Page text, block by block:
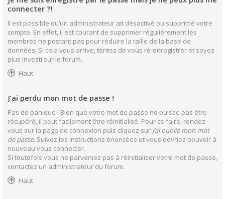
connecter ?!
Il est possible qu’un administrateur ait désactivé ou supprimé votre
compte. En effet, il est courant de supprimer régulièrement les
membres ne postant pas pour réduire la taille de la base de
données. Si cela vous arrive, tentez de vous ré-enregistrer et soyez
plus investi sur le forum.
Haut
J’ai perdu mon mot de passe !
Pas de panique ! Bien que votre mot de passe ne puisse pas être
récupéré, il peut facilement être réinitialisé. Pour ce faire, rendez
vous sur la page de connexion puis cliquez sur J’ai oublié mon mot
de passe. Suivez les instructions énoncées et vous devriez pouvoir à
nouveau vous connecter.
Si toutefois vous ne parveniez pas à réinitialiser votre mot de passe,
contactez un administrateur du forum.
Haut